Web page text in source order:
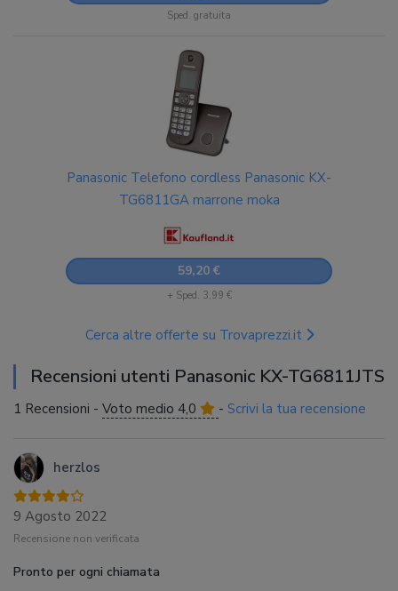
Sped. gratuita
Panasonic Telefono cordless Panasonic KX-
TG6811GA marrone moka
59,20 €
+ Sped. 3,99 €
Cerca altre offerte su Trovaprezzi.it
Recensioni utenti Panasonic KX-TG6811JTS
1 Recensioni - Voto medio 4,0 - Scrivi la tua recensione
herzlos
9 Agosto 2022
Recensione non verificata
Pronto per ogni chiamata